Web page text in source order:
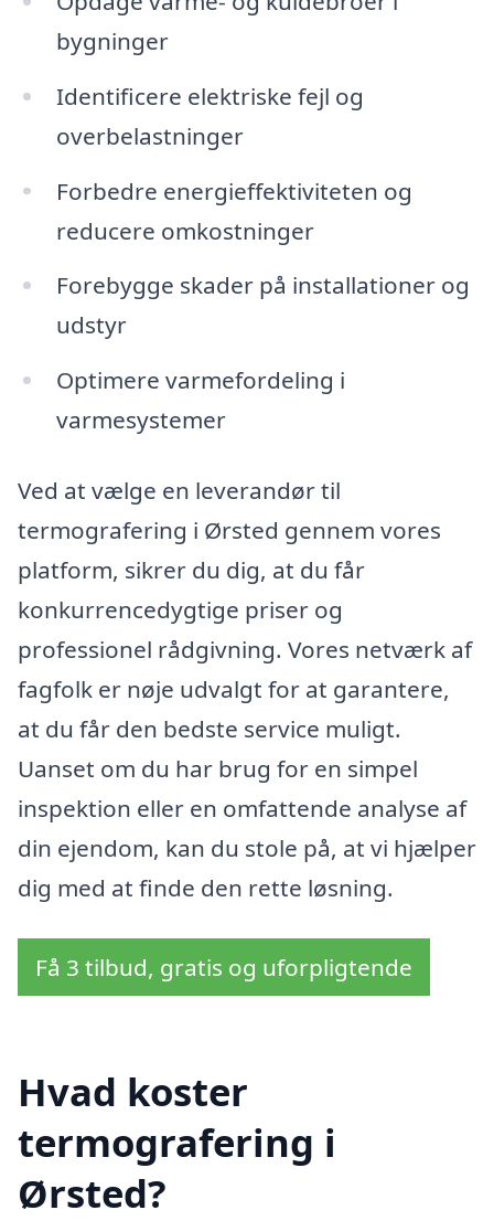
bygninger
Identificere elektriske fejl og
overbelastninger
Forbedre energieffektiviteten og
reducere omkostninger
Forebygge skader på installationer og
udstyr
Optimere varmefordeling i
varmesystemer
Ved at vælge en leverandør til
termografering i Ørsted gennem vores
platform, sikrer du dig, at du får
konkurrencedygtige priser og
professionel rådgivning. Vores netværk af
fagfolk er nøje udvalgt for at garantere,
at du får den bedste service muligt.
Uanset om du har brug for en simpel
inspektion eller en omfattende analyse af
din ejendom, kan du stole på, at vi hjælper
dig med at finde den rette løsning.
Få 3 tilbud, gratis og uforpligtende
Hvad koster
termografering i
Ørsted?